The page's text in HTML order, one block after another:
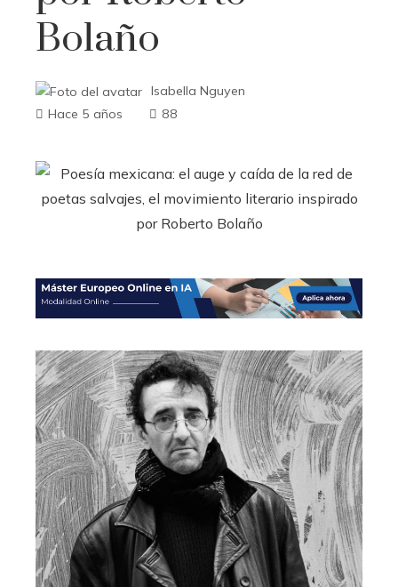
Bolaño
Isabella Nguyen
Hace 5 años
88